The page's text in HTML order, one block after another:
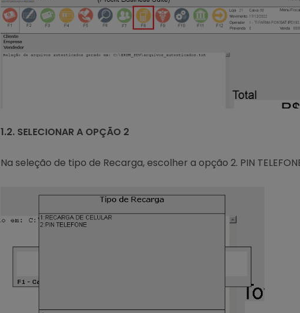
1.2. SELECIONAR A OPÇÃO 2
Na seleção de tipo de Recarga, escolher a opção 2. PIN